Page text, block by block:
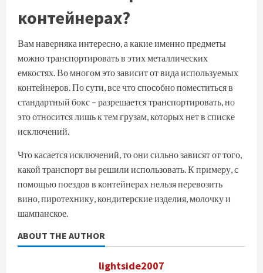
контейнерах?
Вам наверняка интересно, а какие именно предметы
можно транспортировать в этих металлических
емкостях. Во многом это зависит от вида используемых
контейнеров. По сути, все что способно поместиться в
стандартный бокс – разрешается транспортировать, но
это относится лишь к тем грузам, которых нет в списке
исключений.
Что касается исключений, то они сильно зависят от того,
какой транспорт вы решили использовать. К примеру, с
помощью поездов в контейнерах нельзя перевозить
вино, пиротехнику, кондитерские изделия, молочку и
шампанское.
ABOUT THE AUTHOR
lightside2007